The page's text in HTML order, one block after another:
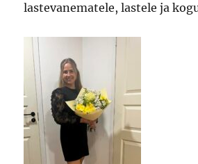
lastevanematele, lastele ja